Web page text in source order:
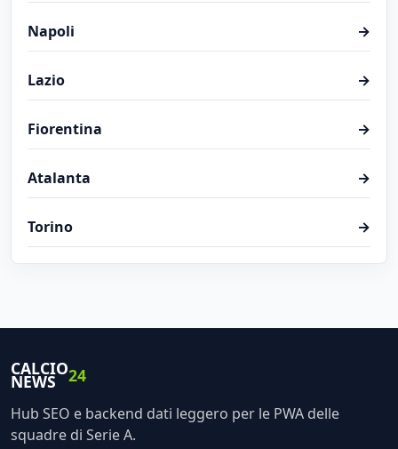
Napoli →
Lazio →
Fiorentina →
Atalanta →
Torino →
CALCIO
NEWS 24
Hub SEO e backend dati leggero per le PWA delle
squadre di Serie A.